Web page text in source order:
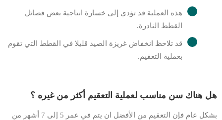
هذه العملية قد تؤدي إلى خسارة انتاجية بعض فصائل
القطط النادرة.
قد تلاحظ انخفاض غريزة الصيد قليلا في القطط التي تقوم
بعملية التعقيم.
هل هناك سن مناسب لعملية التعقيم أكثر من غيره ؟
بشكل عام فإن التعقيم من الأفضل ان يتم في عمر 5 إلى 7 أشهر من